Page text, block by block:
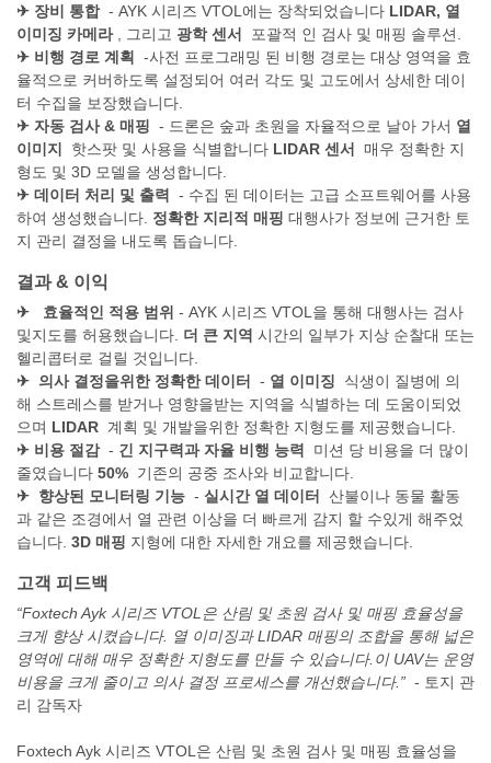
✈ 장비 통합 - AYK 시리즈 VTOL에는 장착되었습니다 LIDAR, 열
이미징 카메라
, 그리고 광학 센서
포괄적 인 검사 및 매핑 솔루션.
✈ 비행 경로 계획
-사전 프로그래밍 된 비행 경로는 대상 영역을 효
율적으로 커버하도록 설정되어 여러 각도 및 고도에서 상세한 데이
터 수집을 보장했습니다.
✈ 자동 검사 & 매핑 - 드론은 숲과 초원을 자율적으로 날아 가서 열
이미지
핫스팟 및 사용을 식별합니다 LIDAR 센서
매우 정확한 지
형도 및 3D 모델을 생성합니다.
✈ 데이터 처리 및 출력
- 수집 된 데이터는 고급 소프트웨어를 사용
하여 생성했습니다. 정확한 지리적 매핑 대행사가 정보에 근거한 토
지 관리 결정을 내도록 돕습니다.
결과 & 이익
✈ 효율적인 적용 범위 - AYK 시리즈 VTOL을 통해 대행사는 검사
및지도를 허용했습니다. 더 큰 지역 시간의 일부가 지상 순찰대 또는
헬리콥터로 걸릴 것입니다.
✈ 의사 결정을위한 정확한 데이터 - 열 이미징
식생이 질병에 의
해 스트레스를 받거나 영향을받는 지역을 식별하는 데 도움이되었
으며 LIDAR 계획 및 개발을위한 정확한 지형도를 제공했습니다.
✈ 비용 절감 - 긴 지구력과 자율 비행 능력
미션 당 비용을 더 많이
줄였습니다 50% 기존의 공중 조사와 비교합니다.
✈ 향상된 모니터링 기능 - 실시간 열 데이터
산불이나 동물 활동
과 같은 조경에서 열 관련 이상을 더 빠르게 감지 할 수있게 해주었
습니다. 3D 매핑 지형에 대한 자세한 개요를 제공했습니다.
고객 피드백
“Foxtech Ayk 시리즈 VTOL은 산림 및 초원 검사 및 매핑 효율성을
크게 향상 시켰습니다. 열 이미징과 LIDAR 매핑의 조합을 통해 넓은
영역에 대해 매우 정확한 지형도를 만들 수 있습니다.이 UAV는 운영
비용을 크게 줄이고 의사 결정 프로세스를 개선했습니다.” - 토지 관
리 감독자
Foxtech Ayk 시리즈 VTOL은 산림 및 초원 검사 및 매핑 효율성을